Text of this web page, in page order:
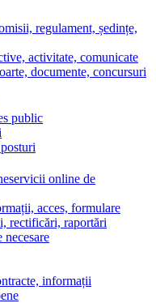
regulament, ședințe,
activitate, comunicate
documente, concursuri
public
servicii online de
acces, formulare
rectificări, raportări
necesare
informații